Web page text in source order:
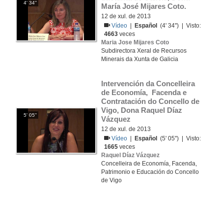
4' 34''
María José Mijares Coto.
12 de xul. de 2013
Vídeo
Español
(4' 34'') | Visto:
4663 veces
Maria Jose Mijares Coto
Subdirectora Xeral de Recursos
Minerais da Xunta de Galicia
5' 05''
Intervención da Concelleira
de Economía,  Facenda e
Contratación do Concello de
Vigo, Dona Raquel Díaz
Vázquez
12 de xul. de 2013
Vídeo
Español
(5' 05'') | Visto:
1665 veces
Raquel Díaz Vázquez
Concelleira de Economía, Facenda,
Patrimonio e Educación do Concello
de Vigo